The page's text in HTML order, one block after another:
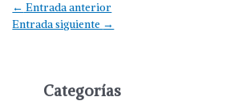
← Entrada anterior
Entrada siguiente →
Categorías